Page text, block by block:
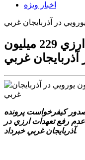
اخبار ویژه
شناسايي شبکه فساد ارزي 229 ميليون
آذربايجان غربي
کيفرخواست پرونده
ارز و عدم رفع تعهدات ارزي در
آذربايجان غربي خبرداد.